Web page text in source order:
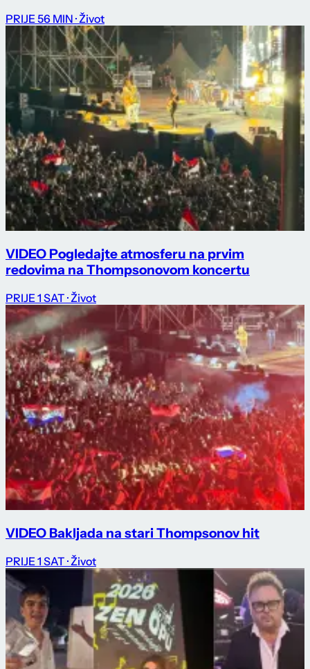
PRIJE 56 MIN · Život
VIDEO Pogledajte atmosferu na prvim
redovima na Thompsonovom koncertu
PRIJE 1 SAT · Život
VIDEO Bakljada na stari Thompsonov hit
PRIJE 1 SAT · Život